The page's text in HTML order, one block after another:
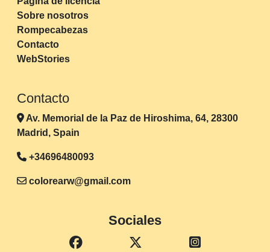
Sobre nosotros
Rompecabezas
Contacto
WebStories
Contacto
Av. Memorial de la Paz de Hiroshima, 64, 28300
Madrid, Spain
+34696480093
colorearw@gmail.com
Sociales